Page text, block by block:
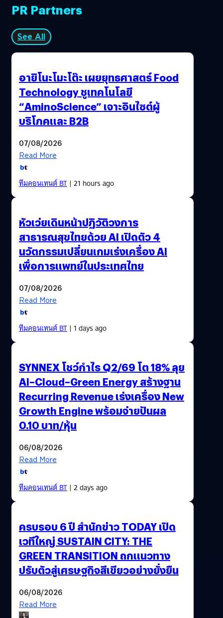
PR Partners
See All
อายิโนะโมะโต๊ะ เผยยุทธศาสตร์ Food
Technology ชูเทคโนโลยี
“AminoScience” เจาะอินไซต์ผู้
บริโภคและ B2B
07/08/2026
Read More
ทีมคอนเทนต์ BT| 21 hours ago
หัวเว่ยเดินหน้าปฏิวัติวงการ
สาธารณสุขไทยด้วย AI เปิดตัว 4
นวัตกรรมเปลี่ยนเกมเร่งเครื่อง AI
เพื่อการแพทย์ในประเทศไทย
07/08/2026
Read More
ทีมคอนเทนต์ BT| 1 days ago
SYNNEX โชว์กำไร Q2/69 โต 18% ลุย
AI–Cloud–Green Energy สร้างฐาน
Recurring Revenue เร่งเครื่อง New
Growth Engine พร้อมจ่ายปันผล
0.10 บาท/หุ้น
06/08/2026
Read More
ทีมคอนเทนต์ BT| 2 days ago
ครบรอบ 6 ปี สำนักข่าว TODAY เปิด
เวทีใหญ่ SUSTAIN CITY: THE
GREEN TRANSITION ถกแนวทาง
ปรับตัวสู่เศรษฐกิจสีเขียวอย่างยั่งยืน
06/08/2026
Read More